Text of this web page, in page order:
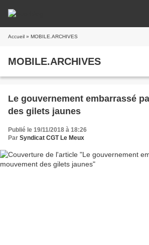
Accueil » MOBILE.ARCHIVES
MOBILE.ARCHIVES
Le gouvernement embarrassé
des gilets jaunes
Publié le 19/11/2018 à 18:26
Par Syndicat CGT Le Meux